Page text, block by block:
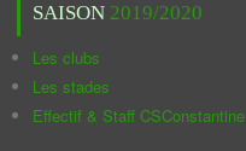
SAISON 2019/2020
Les clubs
Les stades
Effectif & Staff CSConstantine